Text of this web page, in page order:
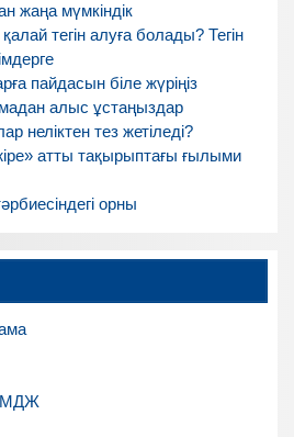
жаңа мүмкіндік
тегін алуға болады? Тегін
пайдасын біле жүріңіз
алыс ұстаңыздар
неліктен тез жетіледі?
атты тақырыптағы ғылыми
орны
МДЖ